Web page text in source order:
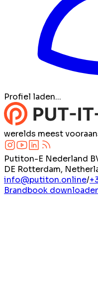
Profiel laden...
werelds meest
Putiton-E Nederland
DE Rotterdam,
info@putiton.online/
Brandbook